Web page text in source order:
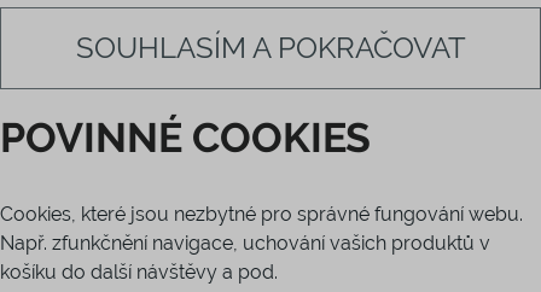
SOUHLASÍM A POKRAČOVAT
POVINNÉ COOKIES
Cookies, které jsou nezbytné pro správné fungování webu.
Např. zfunkčnění navigace, uchování vašich produktů v
košíku do další návštěvy a pod.